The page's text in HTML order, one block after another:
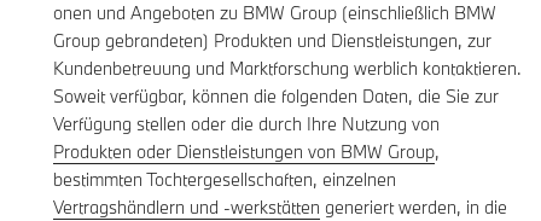
onen und Angeboten zu BMW Group (einschließlich BMW
Group gebrandeten) Produkten und Dienstleistungen, zur
Kundenbetreuung und Marktforschung werblich kontaktieren.
Soweit verfügbar, können die folgenden Daten, die Sie zur
Verfügung stellen oder die durch Ihre Nutzung von
Produkten oder Dienstleistungen von BMW Group,
bestimmten Tochtergesellschaften, einzelnen
Vertragshändlern und -werkstätten generiert werden, in die